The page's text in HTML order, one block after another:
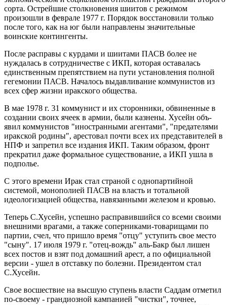
сорта. Острейшие столкновения шиитов с режимом
произошли в феврале 1977 г. Порядок восстановили только
после того, как на юг были направлены значительные
воинские контингенты.
После расправы с курдами и шиитами ПАСВ более не
нуждалась в сотрудничестве с ИКП, которая оставалась
единственным препятствием на пути установления полной
гегемонии ПАСВ. Началось выдавливание коммунистов из
всех сфер жизни иракского общества.
В мае 1978 г. 31 коммунист и их сторонники, обвиненные в
создании своих ячеек в армии, были казнены. Хусейн объ-
явил коммунистов "иностранными агентами", "предателями
иракской родины", арестовал почти всех их представителей в
НПФ и запретил все издания ИКП. Таким образом, фронт
прекратил даже формальное существование, а ИКП ушла в
подполье.
С этого времени Ирак стал страной с однопартийной
системой, монополией ПАСВ на власть и тотальной
идеологизацией общества, навязанными железом и кровью.
Теперь С.Хусейн, успешно расправившийся со всеми своими
внешними врагами, а также соперниками-товарищами по
партии, счел, что пришло время "отцу" уступить свое место
"сыну". 17 июля 1979 г. "отец-вождь" аль-Бакр был лишен
всех постов и взят под домашний арест, а по официальной
версии - ушел в отставку по болезни. Президентом стал
С.Хусейн.
Свое восшествие на высшую ступень власти Саддам отметил
по-своему - грандиозной кампанией "чистки", точнее,